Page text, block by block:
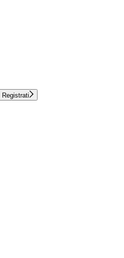
Registrati